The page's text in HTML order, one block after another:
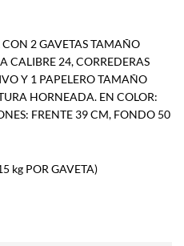
2 GAVETAS TAMAÑO
CALIBRE 24, CORREDERAS
Y 1 PAPELERO TAMAÑO
HORNEADA. EN COLOR:
FRENTE 39 CM, FONDO 50
kg POR GAVETA)